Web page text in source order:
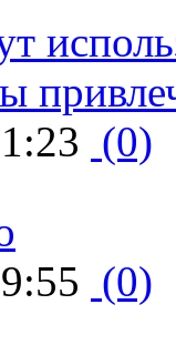
(0)
(0)